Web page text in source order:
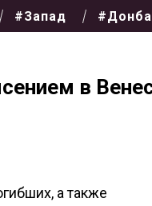
#Запад
в
а также